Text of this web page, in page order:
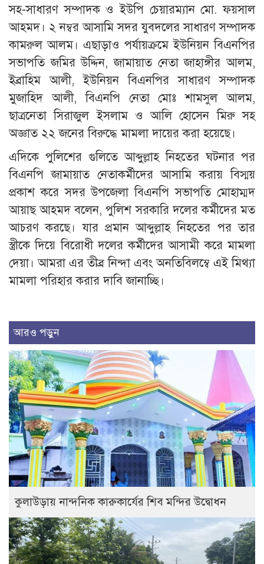
সহ-সাধারণ সম্পাদক ও ইউপি চেয়ারম্যান মো. ফয়সাল
আহমদ। ২ নম্বর আসামি সদর যুবদলের সাধারণ সম্পাদক
কামরুল আলম। এছাড়াও পর্যায়ক্রমে ইউনিয়ন বিএনপির
সভাপতি জমির উদ্দিন, জামায়াত নেতা জাহাঙ্গীর আলম,
ইব্রাহিম আলী, ইউনিয়ন বিএনপির সাধারণ সম্পাদক
মুজাহিদ আলী, বিএনপি নেতা মোঃ শামসুল আলম,
ছাত্রনেতা সিরাজুল ইসলাম ও আলি হোসেন মিরু সহ
অজ্ঞাত ২২ জনের বিরুদ্ধে মামলা দায়ের করা হয়েছে।
এদিকে পুলিশের গুলিতে আব্দুল্লাহ নিহতের ঘটনার পর
বিএনপি জামায়াত নেতাকর্মীদের আসামি করায় বিস্ময়
প্রকাশ করে সদর উপজেলা বিএনপি সভাপতি মোহাম্মদ
আয়াছ আহমদ বলেন, পুলিশ সরকারি দলের কর্মীদের মত
আচরণ করছে। যার প্রমান আব্দুল্লাহ নিহতের পর তার
স্ত্রীকে দিয়ে বিরোধী দলের কর্মীদের আসামী করে মামলা
দেয়া। আমরা এর তীব্র নিন্দা এবং অনতিবিলম্বে এই মিথ্যা
মামলা পরিহার করার দাবি জানাচ্ছি।
আরও পড়ুন
কুলাউড়ায় নান্দনিক কারুকার্যের শিব মন্দির উদ্বোধন